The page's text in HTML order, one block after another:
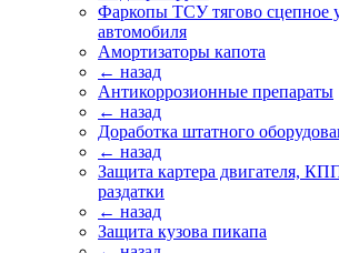
Фаркопы ТСУ тягово сцепное
автомобиля
Амортизаторы капота
← назад
Антикоррозионные препараты
← назад
Доработка штатного
← назад
Защита картера двигателя,
раздатки
← назад
Защита кузова пикапа